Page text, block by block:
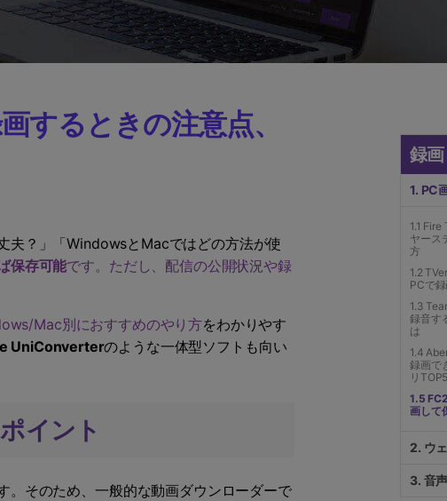
録
1. PC
1.1
ヤース
方
1.2
PCで
1.3
録音す
は
1.4
録画で
リ
1.5
画して
2. ウ
3. 音
するときの注意点、
夫？」「WindowsとMacではどの方法が使
保存可能です。ただし、配信の公開状況や録
Mac別におすすめのやり方をわかりやす
UniConverterのような一体型ソフトも向い
イント
。そのため、一般的な動画ダウンローダーで